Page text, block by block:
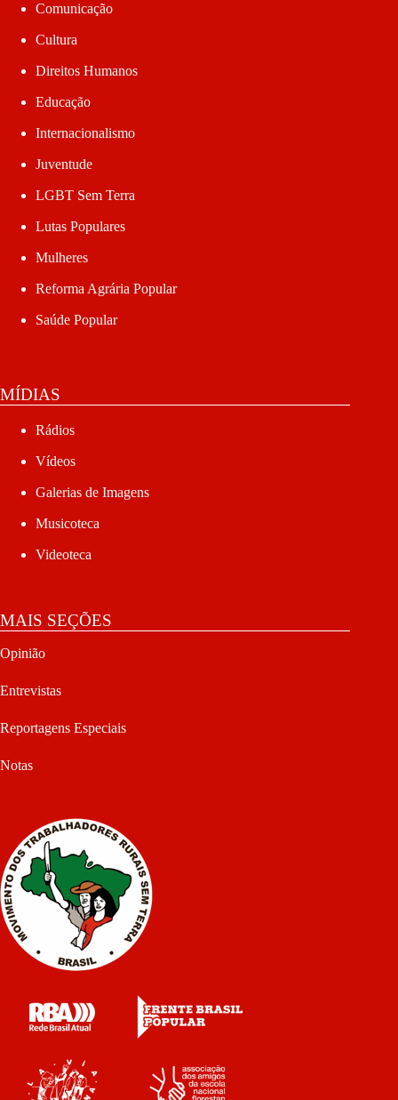
Comunicação
Cultura
Direitos Humanos
Educação
Internacionalismo
Juventude
LGBT Sem Terra
Lutas Populares
Mulheres
Reforma Agrária Popular
Saúde Popular
MÍDIAS
Rádios
Vídeos
Galerias de Imagens
Musicoteca
Videoteca
MAIS SEÇÕES
Opinião
Entrevistas
Reportagens Especiais
Notas